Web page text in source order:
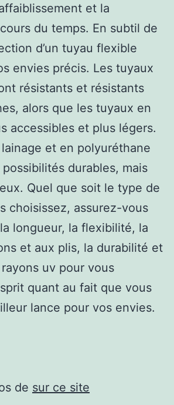
et la
du temps. En subtil de
d’un tuyau flexible
envies précis. Les tuyaux
résistants et résistants
alors que les tuyaux en
accessibles et plus légers.
et en polyuréthane
durables, mais
Quel que soit le type de
choisissez, assurez-vous
longueur, la flexibilité, la
et aux plis, la durabilité et
uv pour vous
quant au fait que vous
lance pour vos envies.
de sur ce site